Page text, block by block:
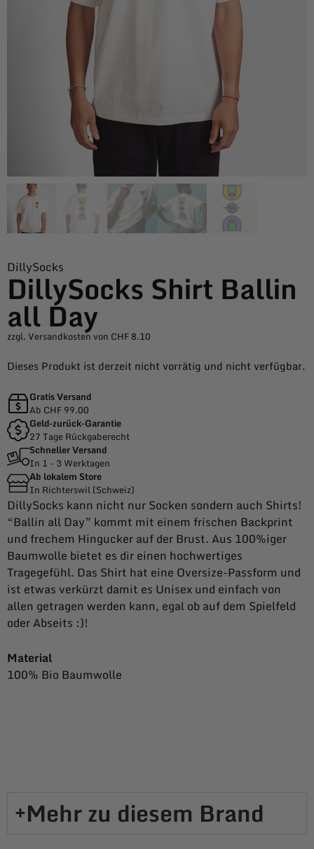
DillySocks
DillySocks Shirt Ballin
all Day
zzgl. Versandkosten von CHF 8.10
Dieses Produkt ist derzeit nicht vorrätig und nicht verfügbar.
Gratis Versand
Ab CHF 99.00
Geld-zurück-Garantie
27 Tage Rückgaberecht
Schneller Versand
In 1 - 3 Werktagen
Ab lokalem Store
In Richterswil (Schweiz)
DillySocks kann nicht nur Socken sondern auch Shirts!
“Ballin all Day” kommt mit einem frischen Backprint
und frechem Hingucker auf der Brust. Aus 100%iger
Baumwolle bietet es dir einen hochwertiges
Tragegefühl. Das Shirt hat eine Oversize-Passform und
ist etwas verkürzt damit es Unisex und einfach von
allen getragen werden kann, egal ob auf dem Spielfeld
oder Abseits :)!
Material
100% Bio Baumwolle
Mehr zu diesem Brand​